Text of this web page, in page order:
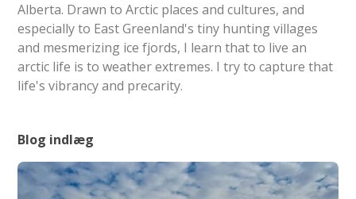
Alberta. Drawn to Arctic places and cultures, and
especially to East Greenland's tiny hunting villages
and mesmerizing ice fjords, I learn that to live an
arctic life is to weather extremes. I try to capture that
life's vibrancy and precarity.
Blog indlæg